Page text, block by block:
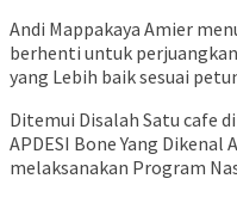
Andi Mappakaya Amier
berhenti untuk
yang Lebih baik sesuai
Ditemui Disalah Satu cafe
APDESI Bone Yang Dikenal
melaksanakan Program